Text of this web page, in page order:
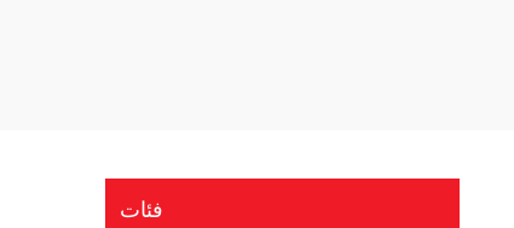
فئات